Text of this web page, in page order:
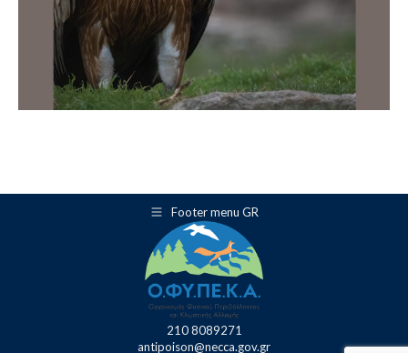
Footer menu GR
210 8089271
antipoison@necca.gov.gr